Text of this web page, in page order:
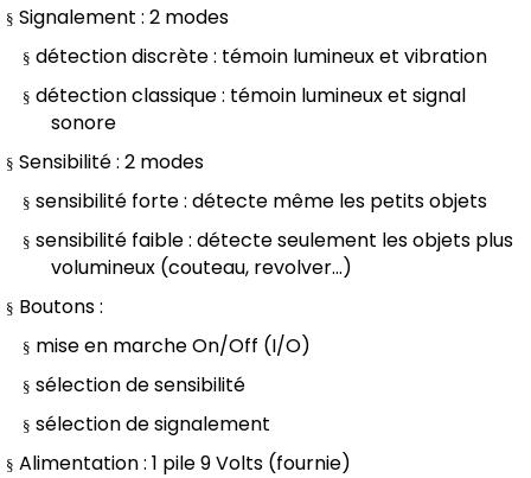
§ Signalement : 2 modes
§ détection discrète : témoin lumineux et vibration
§ détection classique : témoin lumineux et signal
sonore
§ Sensibilité : 2 modes
§ sensibilité forte : détecte même les petits objets
§ sensibilité faible : détecte seulement les objets plus
volumineux (couteau, revolver...)
§ Boutons :
§ mise en marche On/Off (I/O)
§ sélection de sensibilité
§ sélection de signalement
§ Alimentation : 1 pile 9 Volts (fournie)